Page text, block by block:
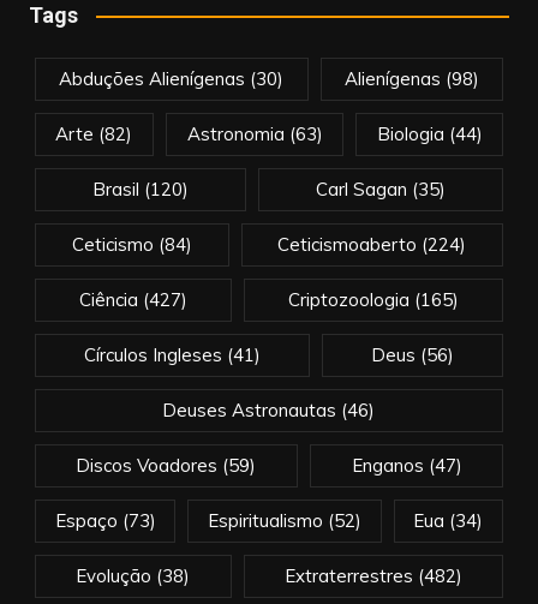
Tags
Abduções Alienígenas (30) Alienígenas (98)
Arte (82) Astronomia (63) Biologia (44)
Brasil (120) Carl Sagan (35)
Ceticismo (84) Ceticismoaberto (224)
Ciência (427) Criptozoologia (165)
Círculos Ingleses (41) Deus (56)
Deuses Astronautas (46)
Discos Voadores (59) Enganos (47)
Espaço (73) Espiritualismo (52) Eua (34)
Evolução (38) Extraterrestres (482)